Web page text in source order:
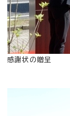
感謝状の贈呈